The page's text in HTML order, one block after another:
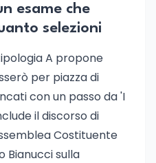
esame che
selezioni
A propone
per piazza di
con un passo da 'I
il discorso di
Costituente
Bianucci sulla